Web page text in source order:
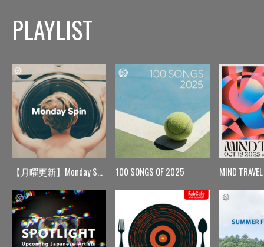
PLAYLIST
【月曜更新】Monday Spin 100 SONGS OF 2025 MIND TRAVEL